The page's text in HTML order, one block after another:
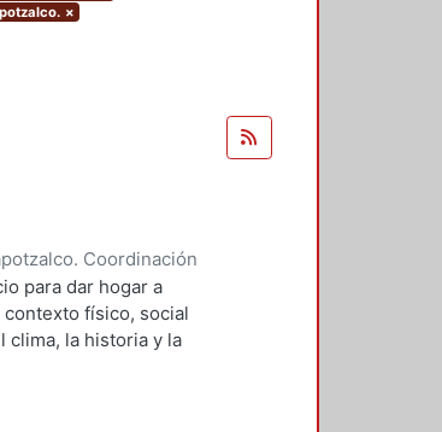
×
Coordinación
Alondra;Arce
para dar hogar a
físico, social
clima, la historia y la